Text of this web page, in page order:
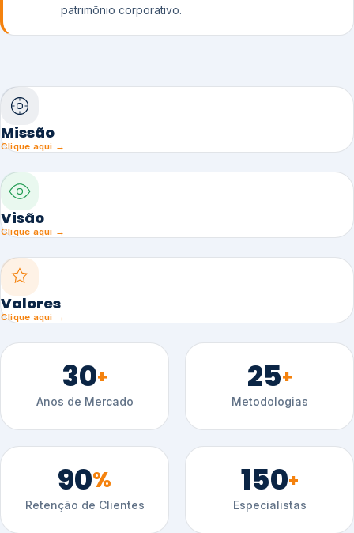
patrimônio corporativo.
Missão
Clique aqui →
Visão
Clique aqui →
Valores
Clique aqui →
30+
Anos de Mercado
25+
Metodologias
90%
Retenção de Clientes
150+
Especialistas